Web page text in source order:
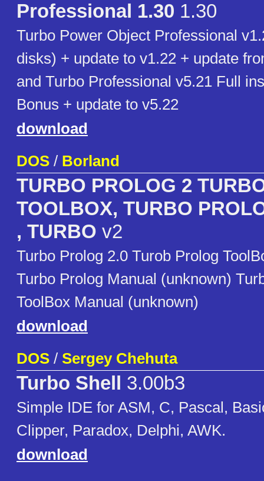
Professional 1.30 1.30
Turbo Power Object Professional
disks) + update to v1.22 + update
and Turbo Professional v5.21 Full
Bonus + update to v5.22
download
DOS / Borland
TURBO PROLOG 2
TOOLBOX, TURBO
, TURBO v2
Turbo Prolog 2.0 Turob Prolog
Turbo Prolog Manual (unknown)
ToolBox Manual (unknown)
download
DOS / Sergey Chehuta
Turbo Shell 3.00b3
Simple IDE for ASM, C, Pascal,
Clipper, Paradox, Delphi, AWK.
download